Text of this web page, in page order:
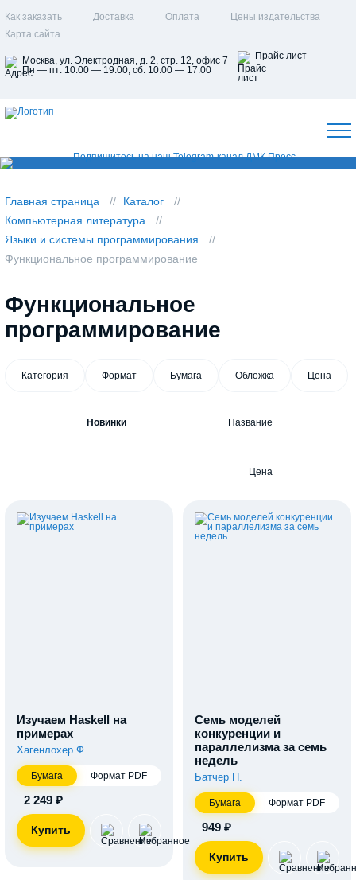
Как заказать Доставка Оплата
Цены издательства
Карта сайта
Москва, ул. Электродная, д. 2, стр. 12, офис 7
Пн — пт: 10:00 — 19:00, сб: 10:00 — 17:00
Прайс лист
Главная страница
Каталог
Компьютерная литература
Языки и системы программирования
Функциональное программирование
Функциональное
программирование
Категория Формат Бумага Обложка Цена
Новинки Название
Цена
Изучаем Haskell на
примерах
Хагенлохер Ф.
Бумага Формат PDF
2 249 ₽
Семь моделей
конкуренции и
параллелизма за семь
недель
Батчер П.
Бумага Формат PDF
949 ₽